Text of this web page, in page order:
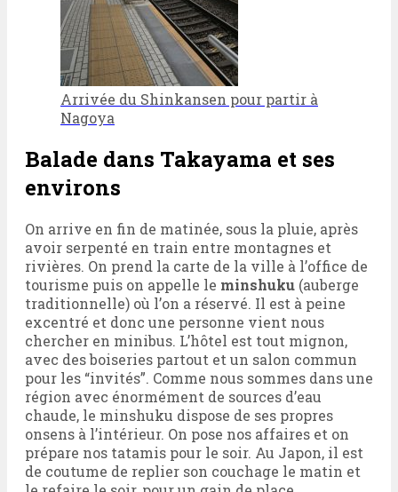
Arrivée du Shinkansen pour partir à
Nagoya
Balade dans Takayama et ses
environs
On arrive en fin de matinée, sous la pluie, après
avoir serpenté en train entre montagnes et
rivières. On prend la carte de la ville à l’office de
tourisme puis on appelle le minshuku (auberge
traditionnelle) où l’on a réservé. Il est à peine
excentré et donc une personne vient nous
chercher en minibus. L’hôtel est tout mignon,
avec des boiseries partout et un salon commun
pour les “invités”. Comme nous sommes dans une
région avec énormément de sources d’eau
chaude, le minshuku dispose de ses propres
onsens à l’intérieur. On pose nos affaires et on
prépare nos tatamis pour le soir. Au Japon, il est
de coutume de replier son couchage le matin et